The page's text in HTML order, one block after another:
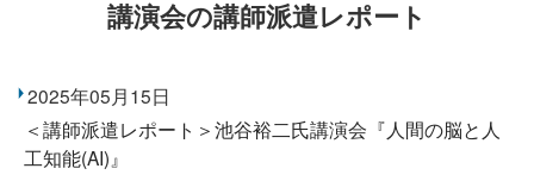
講演会の講師派遣レポート
2025年05月15日
＜講師派遣レポート＞池谷裕二氏講演会『人間の脳と人
工知能(AI)』